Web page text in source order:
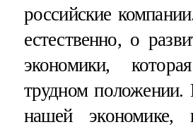
российские
естественно, о
экономики,
трудном
нашей экономике,